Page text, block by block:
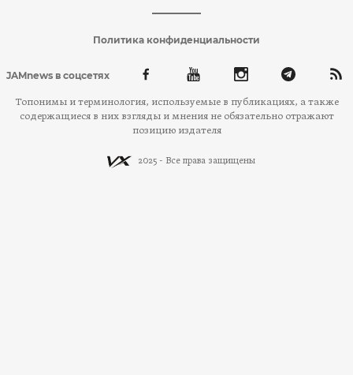
Политика конфиденциальности
JAMnews в соцсетях
Топонимы и терминология, используемые в публикациях, а также
содержащиеся в них взгляды и мнения не обязательно отражают
позицию издателя
2025 - Все права защищены